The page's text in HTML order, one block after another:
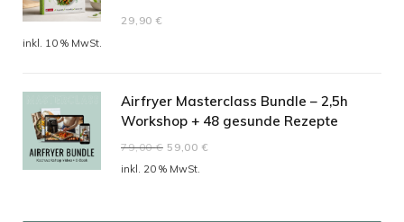
5.00 von 5
29,90€
inkl. 10 % MwSt.
Airfryer Masterclass Bundle – 2,5h
Workshop + 48 gesunde Rezepte
79,00€ Ursprünglicher
Preis
59,00 €
inkl. 20 % MwSt.